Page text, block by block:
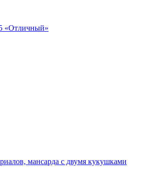
мансарда с двумя кукушками